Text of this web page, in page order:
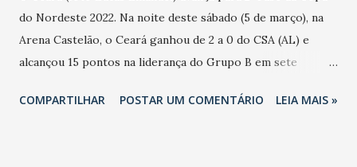
do Nordeste 2022. Na noite deste sábado (5 de março), na
Arena Castelão, o Ceará ganhou de 2 a 0 do CSA (AL) e
alcançou 15 pontos na liderança do Grupo B em sete
minutos do primeiro tempo. Vina, aos 10 minutos do
COMPARTILHAR POSTAR UM COMENTÁRIO LEIA MAIS »